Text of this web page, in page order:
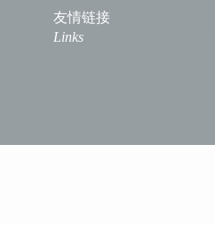
友情链接
Links